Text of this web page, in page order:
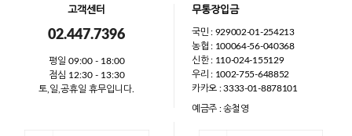
고객센터
02.447.7396
평일 09:00 - 18:00
점심 12:30 - 13:30
토,일,공휴일 휴무입니다.
무통장입금
국민 : 929002-01-254213
농협 : 100064-56-040368
신한 : 110-024-155129
우리 : 1002-755-648852
카카오 : 3333-01-8878101
예금주 : 송철영